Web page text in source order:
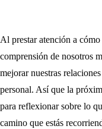
Al prestar atención a
comprensión de nosotros
mejorar nuestras
personal. Así que la
para reflexionar sobre lo
camino que estás